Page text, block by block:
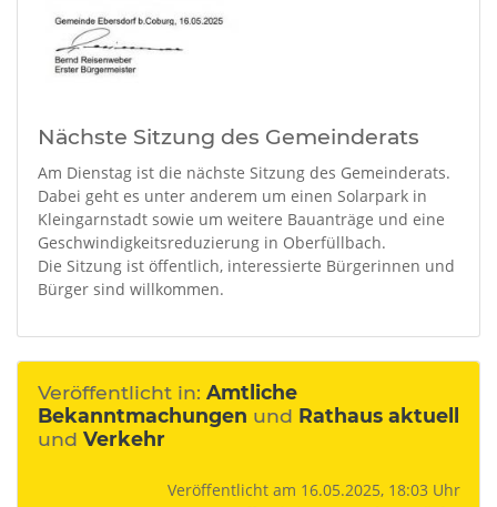
Nächste Sitzung des Gemeinderats
Am Dienstag ist die nächste Sitzung des Gemeinderats.
Dabei geht es unter anderem um einen Solarpark in
Kleingarnstadt sowie um weitere Bauanträge und eine
Geschwindigkeitsreduzierung in Oberfüllbach.
Die Sitzung ist öffentlich, interessierte Bürgerinnen und
Bürger sind willkommen.
Veröffentlicht in: Amtliche
Bekanntmachungen und Rathaus aktuell
und Verkehr
Veröffentlicht am 16.05.2025, 18:03 Uhr